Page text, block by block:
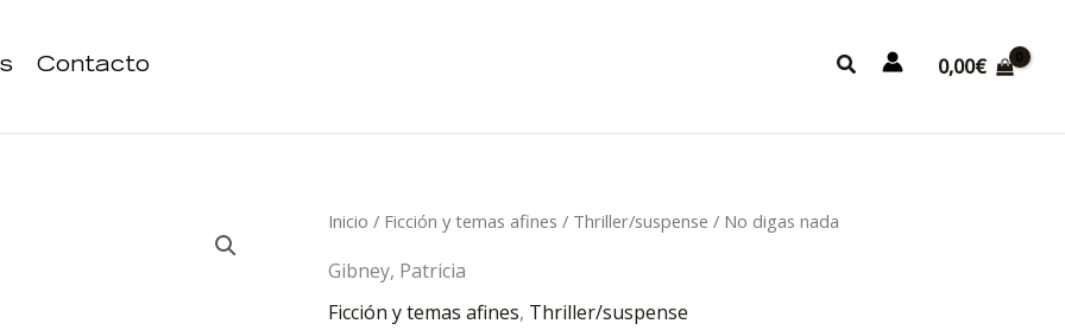
Contacto Buscar 0,00€
Inicio / Ficción y temas afines / Thriller/suspense / No digas nada
Gibney, Patricia
Ficción y temas afines, Thriller/suspense
No
nada
cantidad